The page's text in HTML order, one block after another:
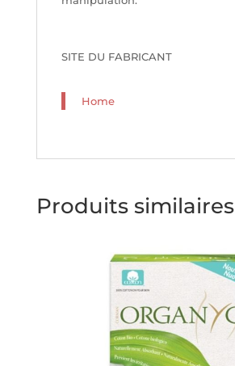
SITE DU FABRICANT
Home
Produits similaires